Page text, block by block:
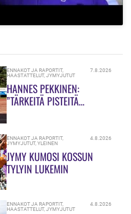
ENNAKOT JA RAPORTIT,
HAASTATTELUT,JYMYJUTUT
7.8.2026
HANNES PEKKINEN:
”TÄRKEITÄ PISTEITÄ
ENNAKOT JA RAPORTIT,
JYMYJUTUT,YLEINEN
4.8.2026
JYMY KUMOSI KOSSUN
TYLYIN LUKEMIN
ENNAKOT JA RAPORTIT,
HAASTATTELUT,JYMYJUTUT
4.8.2026